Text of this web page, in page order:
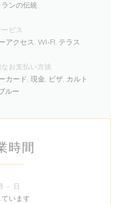
ランの伝統
ービス
アクセス, WI-FI, テラス
お支払い方法
カード, 現金, ビザ, カルト
ルー
時間
- 日
います